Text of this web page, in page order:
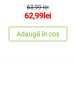
63,99 lei
62,99lei
Adaugă în coș